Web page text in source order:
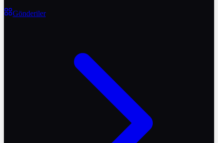
Gönderiler